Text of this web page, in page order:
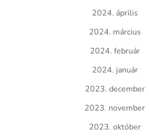
2024. április
2024. március
2024. február
2024. január
2023. december
2023. november
2023. október